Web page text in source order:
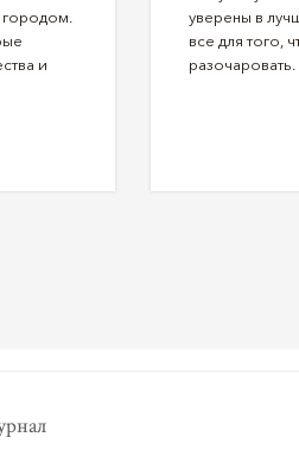
и
уверены в
все для того,
разочаровать.